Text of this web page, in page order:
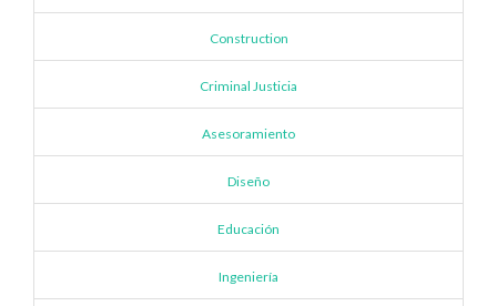
Construction
Criminal Justicia
Asesoramiento
Diseño
Educación
Ingeniería